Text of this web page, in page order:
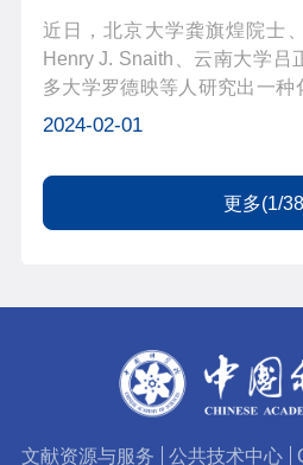
近日，北京大学龚旗煌院士
Henry J. Snaith、云南大学吕
多大学罗德映等人研究出一种
材料氧化镱(YbOx)，通过可扩
反式钙钛矿太阳能电池中使用
2024-02-01
更多(1/
文献资源与服务 公共技术中心